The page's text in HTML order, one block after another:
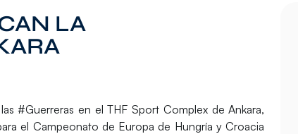
LA
las#Guerreras en el THF Sport Complex de Ankara,
el Campeonato de Europa de Hungría y Croacia